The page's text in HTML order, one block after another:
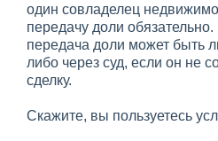
один совладелец
передачу доли
передача доли может быть
либо через суд, если он не
сделку.
Скажите, вы пользуетесь